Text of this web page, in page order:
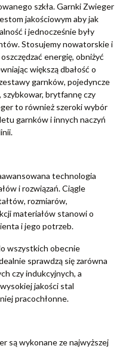
szkła. Garnki Zwieger
jakościowym aby jak
i jednocześnie były
Stosujemy nowatorskie i
energię, obniżyć
większą dbałość o
garnków, pojedyncze
szybkowar, brytfannę czy
to również szeroki wybór
garnków i innych naczyń
technologia
i rozwiązań. Ciągle
rozmiarów,
materiałów stanowi o
i jego potrzeb.
wszystkich obecnie
sprawdzą się zarówna
czy indukcyjnych, a
jakości stal
pracochłonne.
są wykonane ze najwyższej